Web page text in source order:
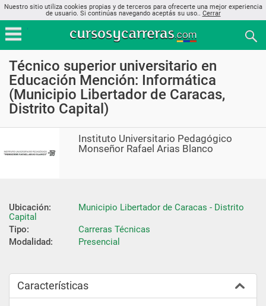
Nuestro sitio utiliza cookies propias y de terceros para ofrecerte una mejor experiencia
de usuario. Si continúas navegando aceptás su uso.. Cerrar
Técnico superior universitario en
Educación Mención: Informática
(Municipio Libertador de Caracas,
Distrito Capital)
Instituto Universitario Pedagógico
Monseñor Rafael Arias Blanco
Ubicación:
Municipio Libertador de Caracas - Distrito
Capital
Tipo:
Carreras Técnicas
Modalidad:
Presencial
Características